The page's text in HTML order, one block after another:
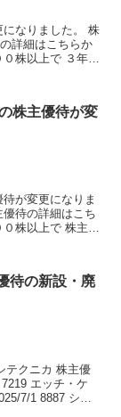
になりました。 株
詳細はこちらか
株以上で ３年未
株主優待が変
が変更になりま
待の詳細はこち
株以上で 株主優
待の新設・廃
テクニカ 株主優
エッチ・ケ
7/1 8887 シー